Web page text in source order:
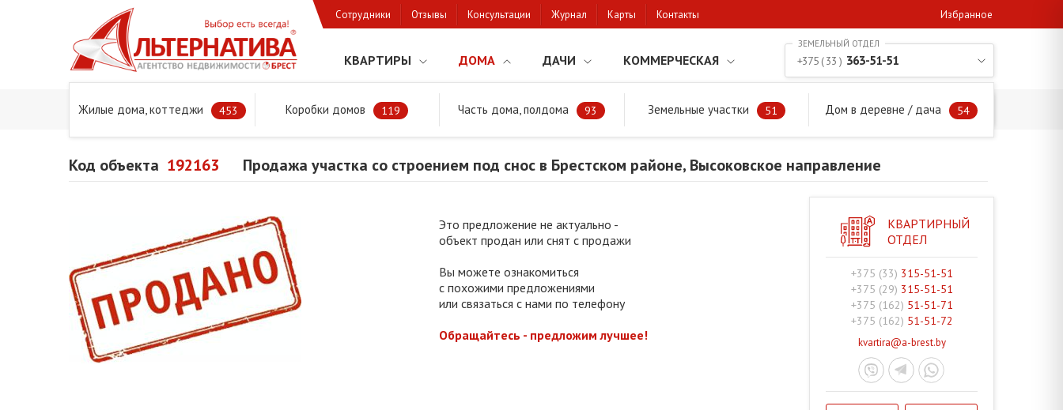
Сотрудники Отзывы Консультации Журнал Карты Контакты Избранное
КВАРТИРЫ ДОМА ДАЧИ КОММЕРЧЕСКАЯ
Жилые дома, коттеджи 453 Коробки домов 119 Часть дома, полдома 93 Земельные участки 51 Дом в деревне / дача 54
+375 ( 33 ) 363-51-51
Главная Предложения Дома в Бресте и Брестском районе Продажа участка со строением под снос в Брестском районе, Высоковское направление
Код объекта 192163 Продажа участка со строением под снос в Брестском районе, Высоковское направление
Это предложение не актуально -
объект продан или снят с продажи
Вы можете ознакомиться
с похожими предложениями
или связаться с нами по телефону
Обращайтесь - предложим лучшее!
КВАРТИРНЫЙ
ОТДЕЛ
+375 (33) 315-51-51
+375 (29) 315-51-51
+375 (162) 51-51-71
+375 (162) 51-51-72
kvartira@a-brest.by